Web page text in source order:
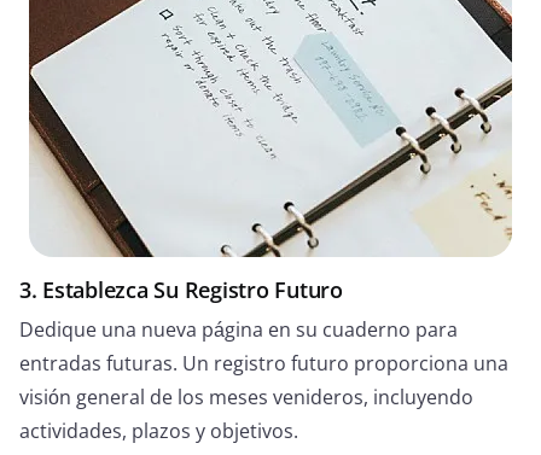
3. Establezca Su Registro Futuro
Dedique una nueva página en su cuaderno para
entradas futuras. Un registro futuro proporciona una
visión general de los meses venideros, incluyendo
actividades, plazos y objetivos.